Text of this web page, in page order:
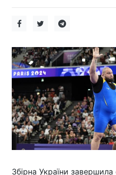
Збірна України завершила